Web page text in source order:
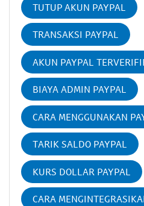
TUTUP AKUN PAYPAL
TRANSAKSI PAYPAL
AKUN PAYPAL
BIAYA ADMIN PAYPAL
CARA MENGGUNAKAN
TARIK SALDO PAYPAL
KURS DOLLAR PAYPAL
CARA